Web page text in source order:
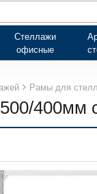
Стеллажи
офисные
Рамы для
400мм